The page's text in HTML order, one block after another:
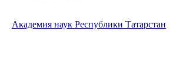
Академия наук Республики Татарстан